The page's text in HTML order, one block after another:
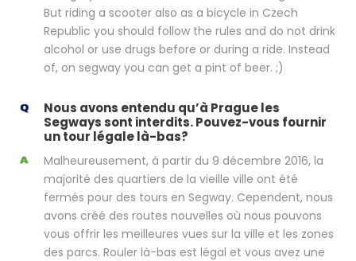
But riding a scooter also as a bicycle in Czech
Republic you should follow the rules and do not drink
alcohol or use drugs before or during a ride. Instead
of, on segway you can get a pint of beer. ;)
Nous avons entendu qu’à Prague les
Segways sont interdits. Pouvez-vous fournir
un tour légale là-bas?
Malheureusement, à partir du 9 décembre 2016, la
majorité des quartiers de la vieille ville ont été
fermés pour des tours en Segway. Cependent, nous
avons créé des routes nouvelles où nous pouvons
vous offrir les meilleures vues sur la ville et les zones
des parcs. Rouler là-bas est légal et vous avez une